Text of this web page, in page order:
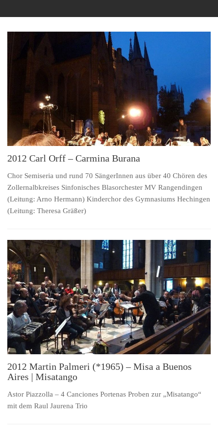
2012 Carl Orff – Carmina Burana
Chor Semiseria und rund 70 SängerInnen aus über 40 Chören des
Zollernalbkreises Sinfonisches Blasorchester MV Rangendingen
(Leitung: Arno Hermann) Kinderchor des Gymnasiums Hechingen
(Leitung: Theresa Gräßer)
2012 Martin Palmeri (*1965) – Misa a Buenos
Aires | Misatango
Astor Piazzolla – 4 Canciones Portenas Proben zur „Misatango“
mit dem Raul Jaurena Trio